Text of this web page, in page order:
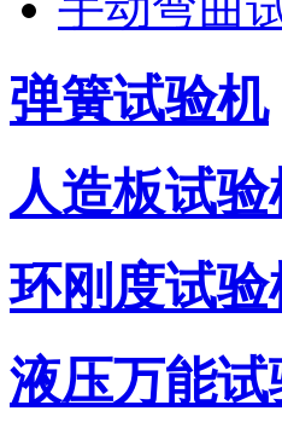
弹簧试验机
人造板试验
环刚度试验
液压万能试